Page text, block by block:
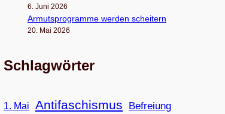
6. Juni 2026
Armuts­pro­gramme wer­den scheitern
20. Mai 2026
Schlagwörter
1. Mai Antifaschismus Befreiung